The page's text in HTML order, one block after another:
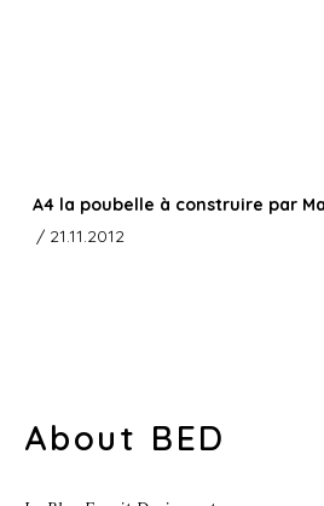
A4 la poubelle à construire par
/ 21.11.2012
About BED